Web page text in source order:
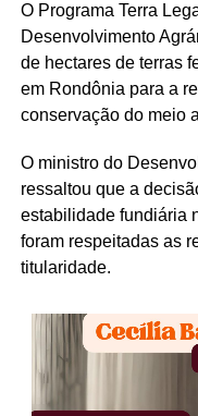
O Programa Terra
Desenvolvimento
de hectares de terras
em Rondônia para a
conservação do meio
O ministro do
ressaltou que a
estabilidade fundiária
foram respeitadas as
titularidade.